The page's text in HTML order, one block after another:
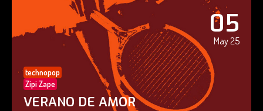
05
May 25
technopop
Zipi Zape
VERANO DE AMOR